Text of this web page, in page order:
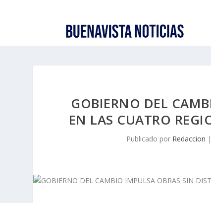
GOBIERNO DEL
EN LAS CUATRO
Publicado por Redaccion |